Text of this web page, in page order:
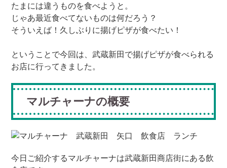
たまには違うものを食べようと。
じゃあ最近食べてないものは何だろう？
そういえば！久しぶりに揚げピザが食べたい！
ということで今回は、武蔵新田で揚げピザが食べられる
お店に行ってきました。
マルチャーナの概要
今日ご紹介するマルチャーナは武蔵新田商店街にある飲